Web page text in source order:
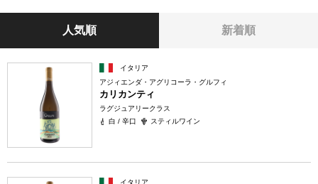
人気順 新着順
イタリア
アジィエンダ・アグリコーラ・グルフィ
カリカンティ
ラグジュアリークラス
白 / 辛口
スティルワイン
イタリア